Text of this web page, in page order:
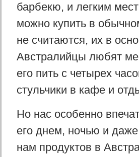
барбекю, и легким
можно купить в
не считаются, их в
Австралийцы любят
его пить с четырех
стульчики в кафе и
Но нас особенно
его днем, ночью и
нам продуктов в